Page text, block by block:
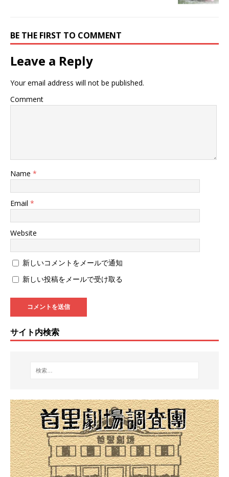
ン
ド
ウ
開
き
)
BE THE FIRST TO COMMENT
Leave a Reply
Your email address will not be published.
Comment
Name *
Email *
Website
新しいコメントをメールで通知
新しい投稿をメールで受け取る
サイト内検索